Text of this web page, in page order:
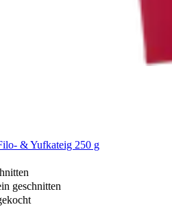
& Yufkateig 250 g
geschnitten